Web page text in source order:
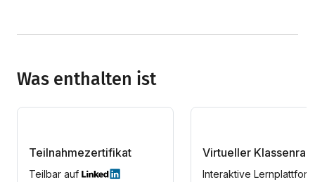
Was enthalten ist
Teilnahmezertifikat
Teilbar auf
Virtueller
Interaktive